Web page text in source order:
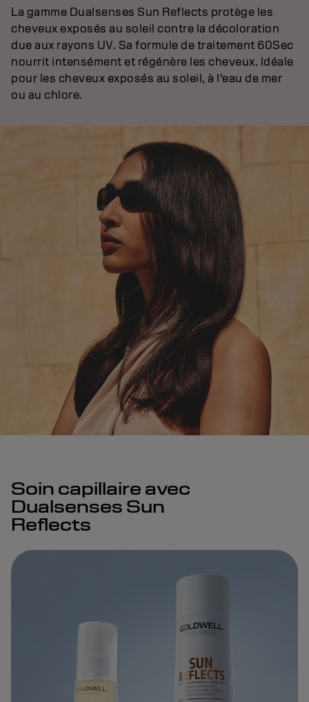
La gamme Dualsenses Sun Reflects protège les
cheveux exposés au soleil contre la décoloration
due aux rayons UV. Sa formule de traitement 60Sec
nourrit intensément et régénère les cheveux. Idéale
pour les cheveux exposés au soleil, à l'eau de mer
ou au chlore.
Soin capillaire avec
Dualsenses Sun
Reflects